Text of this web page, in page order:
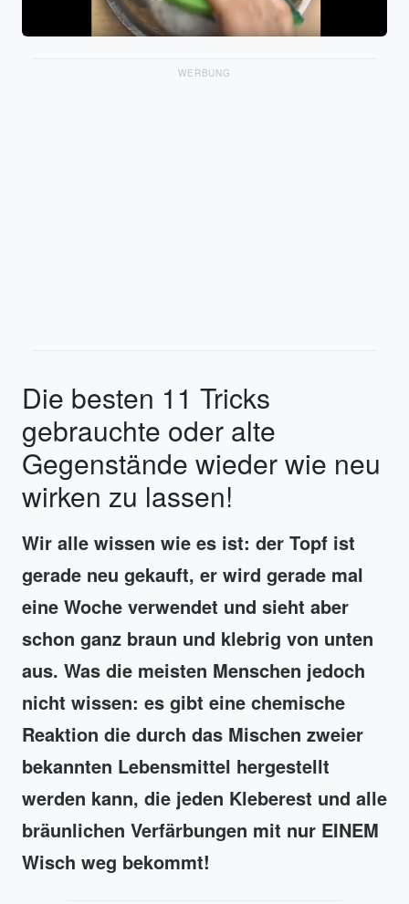
WERBUNG
Die besten 11 Tricks
gebrauchte oder alte
Gegenstände wieder wie neu
wirken zu lassen!
Wir alle wissen wie es ist: der Topf ist
gerade neu gekauft, er wird gerade mal
eine Woche verwendet und sieht aber
schon ganz braun und klebrig von unten
aus. Was die meisten Menschen jedoch
nicht wissen: es gibt eine chemische
Reaktion die durch das Mischen zweier
bekannten Lebensmittel hergestellt
werden kann, die jeden Kleberest und alle
bräunlichen Verfärbungen mit nur EINEM
Wisch weg bekommt!